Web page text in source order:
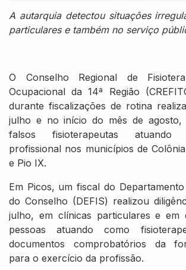
A autarquia detectou situações
particulares e também no serviço
O Conselho Regional de
Ocupacional da 14ª Região
durante fiscalizações de rotina
julho e no início do mês de agosto,
falsos fisioterapeutas atuando
profissional nos municípios de
e Pio IX.
Em Picos, um fiscal do
do Conselho (DEFIS) realizou
julho, em clínicas particulares e em
pessoas atuando como
documentos comprobatórios da
para o exercício da profissão.